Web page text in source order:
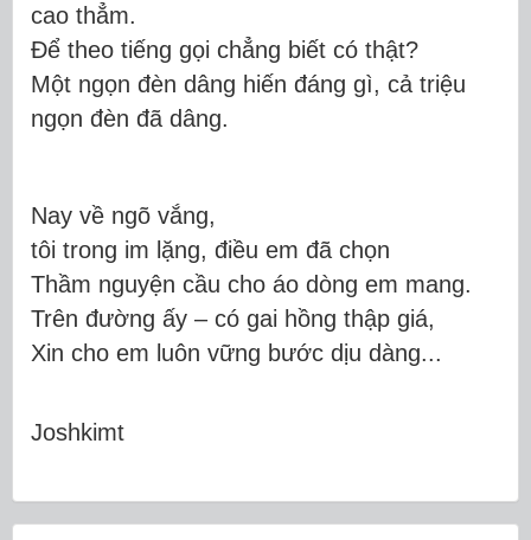
cao thẳm.
Để theo tiếng gọi chẳng biết có thật?
Một ngọn đèn dâng hiến đáng gì, cả triệu
ngọn đèn đã dâng.
Nay về ngõ vắng,
tôi trong im lặng, điều em đã chọn
Thầm nguyện cầu cho áo dòng em mang.
Trên đường ấy – có gai hồng thập giá,
Xin cho em luôn vững bước dịu dàng...
Joshkimt